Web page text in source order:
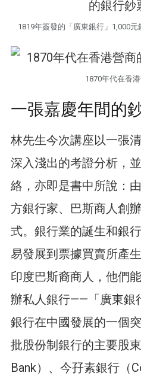
1819年簽發的「廣東銀行」1,000
1870年代在香
一張嘉慶年間的
林先生今次講座以一張
深入淺出的考證分析，
絡，亦即是書中所說：
方銀行家、巴斯商人創
式。銀行業的誕生和銀
易發展到票據買賣所產
印度巴斯裔商人，他們
辦私人銀行——「廣東銀
銀行在中國發展的一個
批股份制銀行的主要股
Bank）、今孖素銀行（